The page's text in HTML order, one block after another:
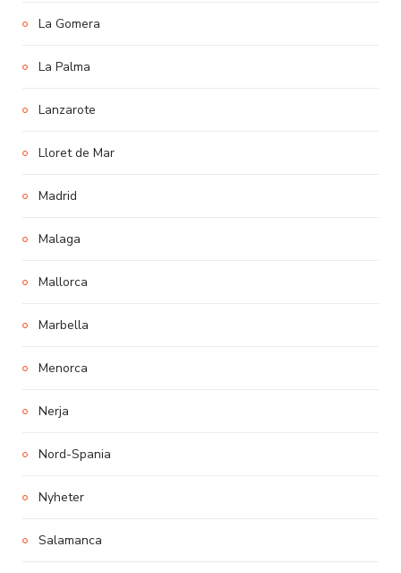
La Gomera
La Palma
Lanzarote
Lloret de Mar
Madrid
Malaga
Mallorca
Marbella
Menorca
Nerja
Nord-Spania
Nyheter
Salamanca